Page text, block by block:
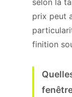
selon la
prix peut
finition